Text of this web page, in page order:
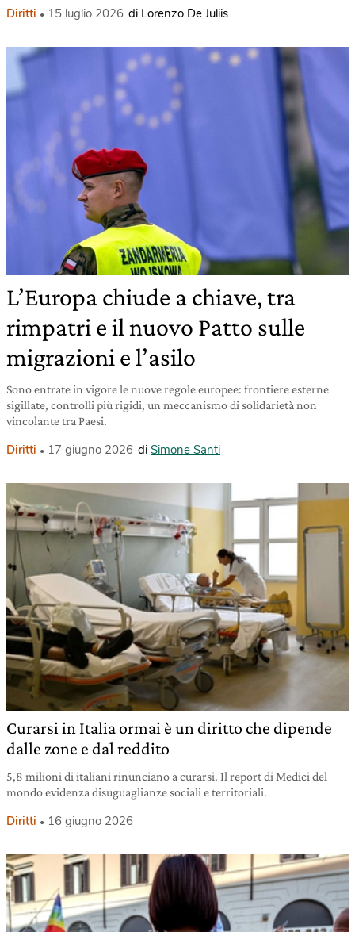
Diritti 15 luglio 2026 di Lorenzo De Juliis
L’Europa chiude a chiave, tra
rimpatri e il nuovo Patto sulle
migrazioni e l’asilo
Sono entrate in vigore le nuove regole europee: frontiere esterne
sigillate, controlli più rigidi, un meccanismo di solidarietà non
vincolante tra Paesi.
Diritti 17 giugno 2026 di Simone Santi
Curarsi in Italia ormai è un diritto che dipende
dalle zone e dal reddito
5,8 milioni di italiani rinunciano a curarsi. Il report di Medici del
mondo evidenza disuguaglianze sociali e territoriali.
Diritti 16 giugno 2026